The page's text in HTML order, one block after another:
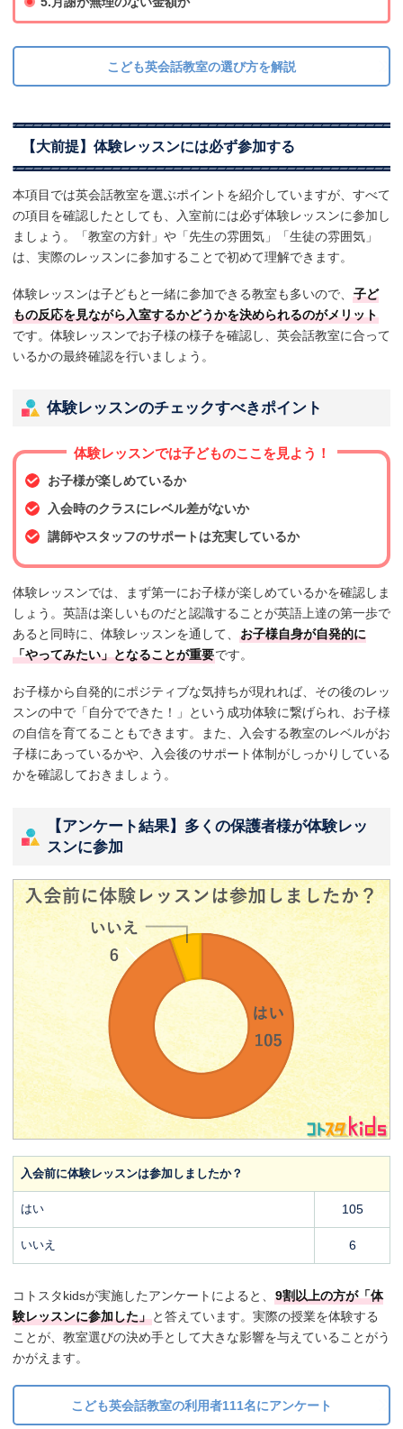
こども英会話教室の選び方を解説
【大前提】体験レッスンには必ず参加する
本項目では英会話教室を選ぶポイントを紹介していますが、すべて
の項目を確認したとしても、入室前には必ず体験レッスンに参加し
ましょう。「教室の方針」や「先生の雰囲気」「生徒の雰囲気」
は、実際のレッスンに参加することで初めて理解できます。
体験レッスンは子どもと一緒に参加できる教室も多いので、 子ど
もの反応を見ながら入室するかどうかを決められるのがメリット
です。体験レッスンでお子様の様子を確認し、英会話教室に合って
いるかの最終確認を行いましょう。
体験レッスンのチェックすべきポイント
体験レッスンでは子どものここを見よう！
お子様が楽しめているか
入会時のクラスにレベル差がないか
講師やスタッフのサポートは充実しているか
体験レッスンでは、まず第一にお子様が楽しめているかを確認しま
しょう。英語は楽しいものだと認識することが英語上達の第一歩で
あると同時に、体験レッスンを通して、 お子様自身が自発的に
「やってみたい」となることが重要です。
お子様から自発的にポジティブな気持ちが現れれば、その後のレッ
スンの中で「自分でできた！」という成功体験に繋げられ、お子様
の自信を育てることもできます。また、入会する教室のレベルがお
子様にあっているかや、入会後のサポート体制がしっかりしている
かを確認しておきましょう。
【アンケート結果】多くの保護者様が体験レッ
スンに参加
入会前に体験レッスンは参加しましたか？
はい 105
いいえ 6
コトスタkidsが実施したアンケートによると、 9割以上の方が「体
験レッスンに参加した」と答えています。実際の授業を体験する
ことが、教室選びの決め手として大きな影響を与えていることがう
かがえます。
こども英会話教室の利用者111名にアンケート